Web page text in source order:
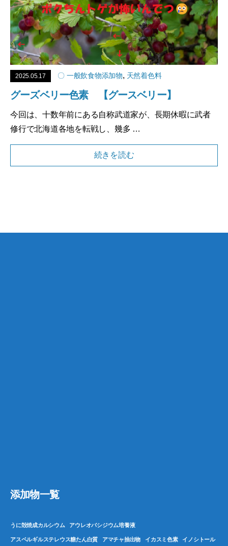
2025.05.17 〇 一般飲食物添加物, 天然着色料
グーズベリー色素 【グースベリー】
今回は、十数年前にある自称武道家が、長期休暇に武者
修行で北海道各地を転戦し、幾多 …
続きを読む
添加物一覧
うに殻焼成カルシウム アウレオバシジウム培養液
アスペルギルステレウス糖たん白質 アマチャ抽出物 イカスミ色素 イノシトール